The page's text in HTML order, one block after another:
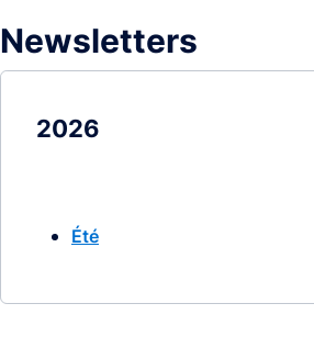
Newsletters
2026
Été